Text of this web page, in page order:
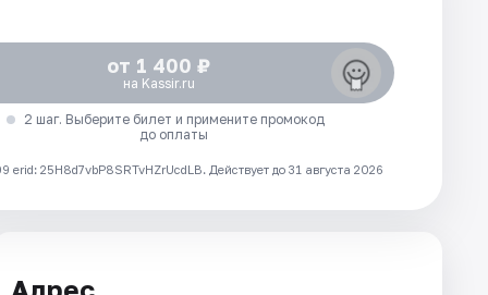
от 1 400 ₽
на Kassir.ru
2 шаг. Выберите билет и примените промокод
до оплаты
25H8d7vbP8SRTvHZrUcdLB. Действует до 31 августа 2026